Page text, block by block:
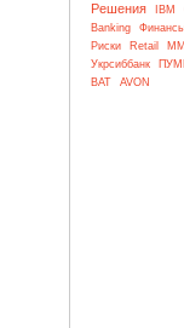
Решения
IBM
Banking
Финансы
Риски
Retail MM
Укрсиббанк
BAT
AVON